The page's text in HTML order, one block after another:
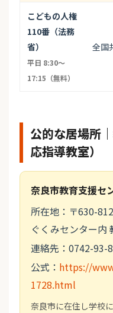
こどもの人権
110番（法務
省）
平日 8:30〜
17:15（無料）
全国
公的な居場所
応指導教室）
奈良市教育支援セ
所在地：〒630-
ぐくみセンター内
連絡先：0742-93-
公式： https://
1728.html
奈良市に在住し学校